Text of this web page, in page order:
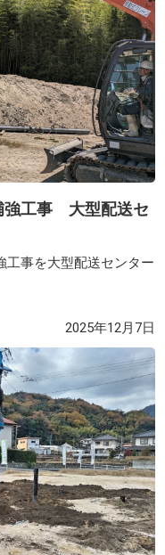
強工事 大型配送セ
工事を大型配送センター
2025年12月7日